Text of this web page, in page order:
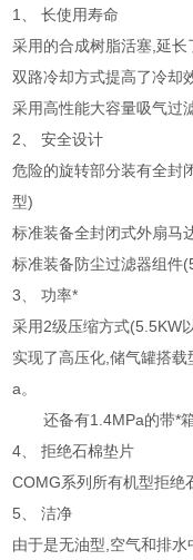
1、长使用寿命
采用的合成树脂活塞,延长
双路冷却方式提高了冷却
采用高性能大容量吸气过
2、安全设计
危险的旋转部分装有全封
型)
标准装备全封闭式外扇马
标准装备防尘过滤器组件
3、功率*
采用2级压缩方式(5.5KW
实现了高压化,储气罐搭载
a。
还备有1.4MPa的带*
4、拒绝石棉垫片
COMG系列所有机型拒绝
5、洁净
由于是无油型,空气和排水